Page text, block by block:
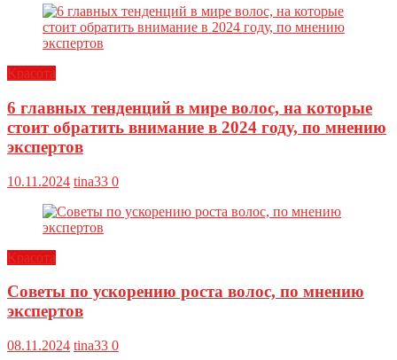
Красота
6 главных тенденций в мире волос, на которые
стоит обратить внимание в 2024 году, по мнению
экспертов
10.11.2024 tina33 0
Красота
Советы по ускорению роста волос, по мнению
экспертов
08.11.2024 tina33 0